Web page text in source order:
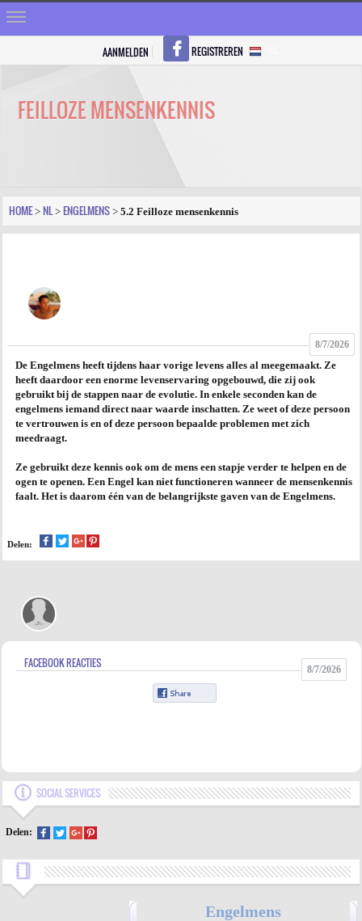
VRAGEN
FOTO
AGENDA
PRAKTIJK
AANMELDEN REGISTREREN
FEILLOZE MENSENKENNIS
HOME > NL > ENGELMENS > 5.2 Feilloze mensenkennis
8/7/2026
De Engelmens heeft tijdens haar vorige levens alles al meegemaakt. Ze
heeft daardoor een enorme levenservaring opgebouwd, die zij ook
gebruikt bij de stappen naar de evolutie. In enkele seconden kan de
engelmens iemand direct naar waarde inschatten. Ze weet of deze persoon
te vertrouwen is en of deze persoon bepaalde problemen met zich
meedraagt.
Ze gebruikt deze kennis ook om de mens een stapje verder te helpen en de
ogen te openen. Een Engel kan niet functioneren wanneer de mensenkennis
faalt. Het is daarom één van de belangrijkste gaven van de Engelmens.
Delen:
FACEBOOK REACTIES 8/7/2026
SOCIAL SERVICES
Delen:
Engelmens